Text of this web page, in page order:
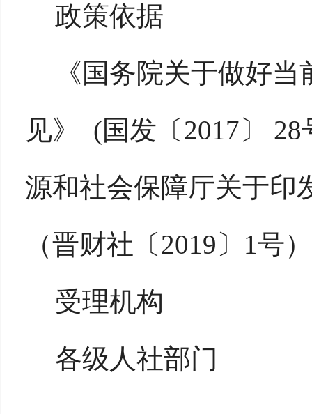
政策依据
《国务院关于做好
见》 (国发〔2017〕
源和社会保障厅关于印
（晋财社〔2019〕1号）
受理机构
各级人社部门